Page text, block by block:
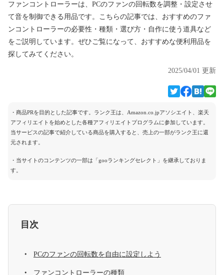
ファンコントローラーは、PCのファンの回転数を調整・設定させ
て音を制御できる用品です。こちらの記事では、おすすめのファ
ンコントローラーの必要性・種類・選び方・自作に使う道具など
をご説明しています。ぜひご覧になって、おすすめな便利用品を
探してみてください。
2025/04/01 更新
・商品PRを目的とした記事です。ランク王は、Amazon.co.jpアソシエイト、楽天
アフィリエイトを始めとした各種アフィリエイトプログラムに参加しています。
当サービスの記事で紹介している商品を購入すると、売上の一部がランク王に還
元されます。
・当サイトのコンテンツの一部は「gooランキングセレクト」を継承しておりま
す。
目次
PCのファンの回転数を自由に設定しよう
ファンコントローラーの種類